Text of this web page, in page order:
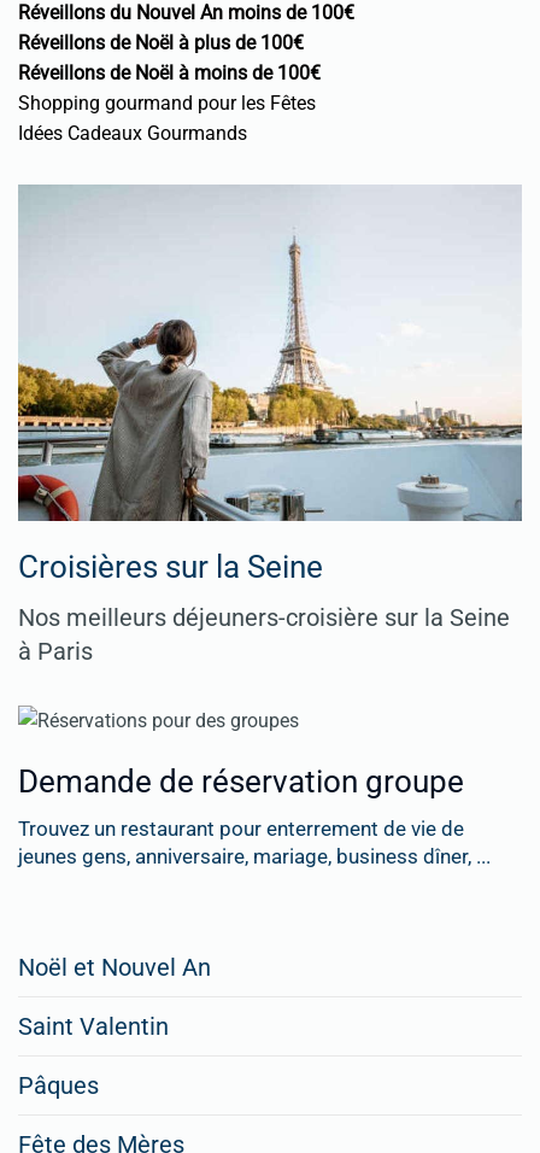
Réveillons du Nouvel An moins de 100€
Réveillons de Noël à plus de 100€
Réveillons de Noël à moins de 100€
Shopping gourmand pour les Fêtes
Idées Cadeaux Gourmands
Croisières sur la Seine
Nos meilleurs déjeuners-croisière sur la Seine
à Paris
Demande de réservation groupe
Trouvez un restaurant pour enterrement de vie de
jeunes gens, anniversaire, mariage, business dîner, ...
Noël et Nouvel An
Saint Valentin
Pâques
Fête des Mères